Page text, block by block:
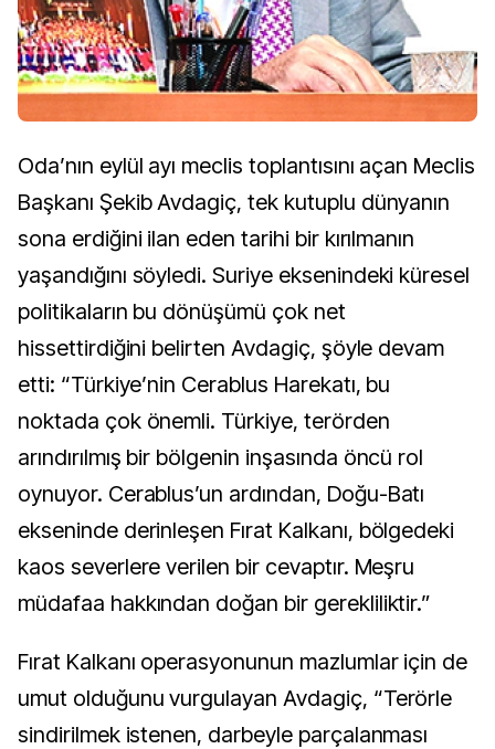
Oda’nın eylül ayı meclis toplantısını açan Meclis
Başkanı Şekib Avdagiç, tek kutuplu dünyanın
sona erdiğini ilan eden tarihi bir kırılmanın
yaşandığını söyledi. Suriye eksenindeki küresel
politikaların bu dönüşümü çok net
hissettirdiğini belirten Avdagiç, şöyle devam
etti: “Türkiye’nin Cerablus Harekatı, bu
noktada çok önemli. Türkiye, terörden
arındırılmış bir bölgenin inşasında öncü rol
oynuyor. Cerablus’un ardından, Doğu-Batı
ekseninde derinleşen Fırat Kalkanı, bölgedeki
kaos severlere verilen bir cevaptır. Meşru
müdafaa hakkından doğan bir gerekliliktir.”
Fırat Kalkanı operasyonunun mazlumlar için de
umut olduğunu vurgulayan Avdagiç, “Terörle
sindirilmek istenen, darbeyle parçalanması